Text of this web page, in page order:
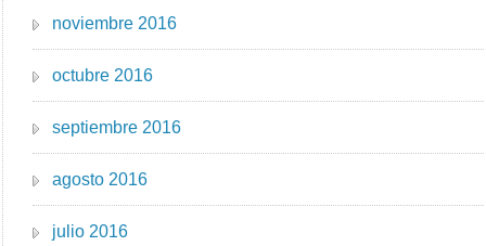
noviembre 2016
octubre 2016
septiembre 2016
agosto 2016
julio 2016